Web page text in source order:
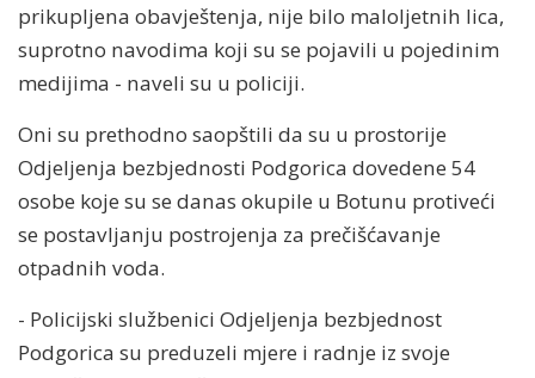
prikupljena obavještenja, nije bilo maloljetnih lica,
suprotno navodima koji su se pojavili u pojedinim
medijima - naveli su u policiji.
Oni su prethodno saopštili da su u prostorije
Odjeljenja bezbjednosti Podgorica dovedene 54
osobe koje su se danas okupile u Botunu protiveći
se postavljanju postrojenja za prečišćavanje
otpadnih voda.
- Policijski službenici Odjeljenja bezbjednost
Podgorica su preduzeli mjere i radnje iz svoje